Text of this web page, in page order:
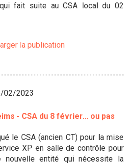
fait suite au CSA local du 02
la publication
02/2023
- CSA du 8 février... ou pas
le CSA (ancien CT) pour la mise
XP en salle de contrôle pour
nouvelle entité qui nécessite la